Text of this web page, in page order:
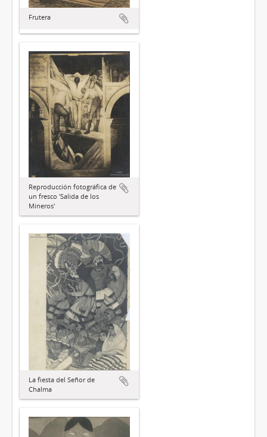
Frutera
Reproducción fotográfica de
un fresco 'Salida de los
Mineros'
La fiesta del Señor de
Chalma